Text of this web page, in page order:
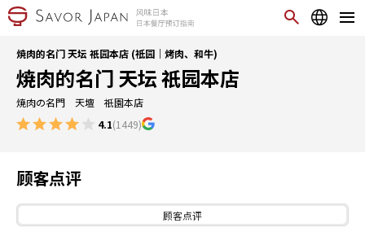
焼肉的名门 天坛 祇园本店 (祗园｜烤肉、和牛)
焼肉的名门 天坛 祇园本店
焼肉の名門 天壇 祇園本店
4.1(1449)
顾客点评
顾客点评